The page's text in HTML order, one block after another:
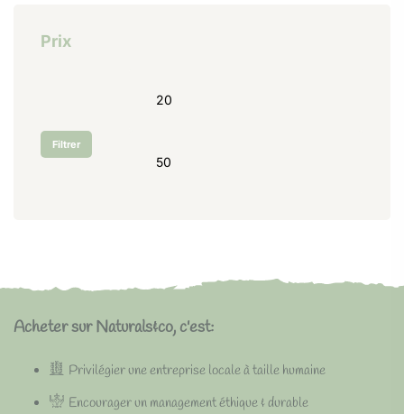
Prix
Filtrer
Acheter sur Naturals&co, c'est:
Privilégier une entreprise locale à taille humaine
Encourager un management éthique & durable